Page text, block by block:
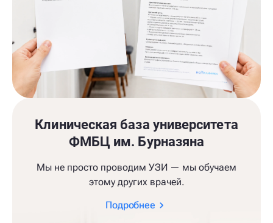
Клиническая база университета
ФМБЦ им. Бурназяна
Мы не просто проводим УЗИ — мы обучаем
этому других врачей.
Подробнее